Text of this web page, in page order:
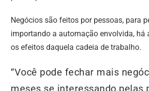
Negócios são feitos por pessoas, para
importando a automação envolvida, há
os efeitos daquela cadeia de trabalho.
“Você pode fechar mais
meses se interessando pelas